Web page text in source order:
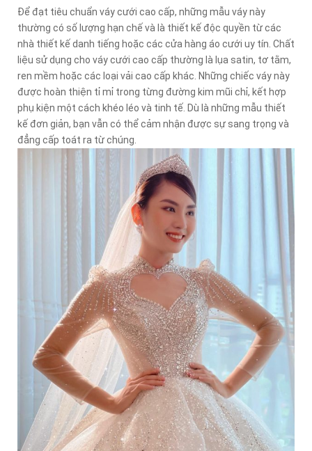
Để đạt tiêu chuẩn váy cưới cao cấp, những mẫu váy này
thường có số lượng hạn chế và là thiết kế độc quyền từ các
nhà thiết kế danh tiếng hoặc các cửa hàng áo cưới uy tín. Chất
liệu sử dụng cho váy cưới cao cấp thường là lụa satin, tơ tằm,
ren mềm hoặc các loại vải cao cấp khác. Những chiếc váy này
được hoàn thiện tỉ mỉ trong từng đường kim mũi chỉ, kết hợp
phụ kiện một cách khéo léo và tinh tế. Dù là những mẫu thiết
kế đơn giản, bạn vẫn có thể cảm nhận được sự sang trọng và
đẳng cấp toát ra từ chúng.